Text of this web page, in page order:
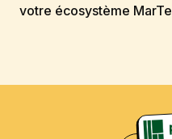
votre écosystème